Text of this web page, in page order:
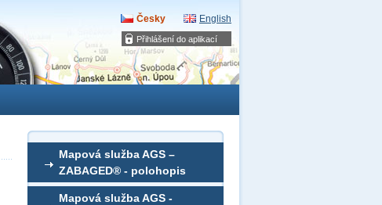
Přihlášení do aplikací
Česky English
Mapová služba AGS –
ZABAGED® - polohopis
Mapová služba AGS -